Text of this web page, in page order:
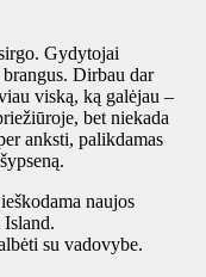
Gydytojai
Dirbau dar
viską, ką galėjau –
bet niekada
anksti, palikdamas
naujos
su vadovybe.